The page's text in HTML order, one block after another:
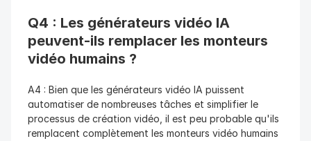
Q4 : Les générateurs vidéo IA
peuvent-ils remplacer les monteurs
vidéo humains ?
A4 : Bien que les générateurs vidéo IA puissent
automatiser de nombreuses tâches et simplifier le
processus de création vidéo, il est peu probable qu'ils
remplacent complètement les monteurs vidéo humains